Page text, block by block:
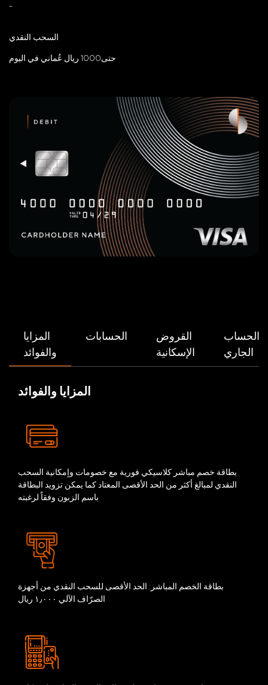
-
السحب النقدي
حتى1000 ريال عُماني في اليوم
المزايا
والفوائد
الحسابات
القروض
الإسكانية
الحساب
الجاري
المزايا والفوائد
بطاقة خصم مباشر كلاسيكي فورية مع خصومات وإمكانية السحب
النقدي لمبالغ أكثر من الحد الأقصى المعتاد كما يمكن تزويد البطاقة
باسم الزبون وفقاً لرغبته
بطاقة الخصم المباشر: الحد الأقصى للسحب النقدي من أجهزة
الصرّاف الآلي ١٫٠٠٠ ريال